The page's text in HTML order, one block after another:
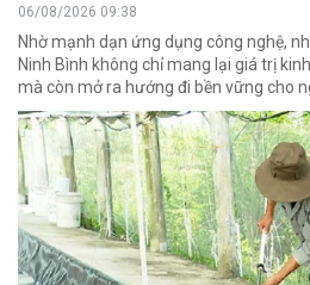
06/08/2026 09:38
Nhờ mạnh dạn ứng dụng công nghệ,
Ninh Bình không chỉ mang lại giá trị
mà còn mở ra hướng đi bền vững cho